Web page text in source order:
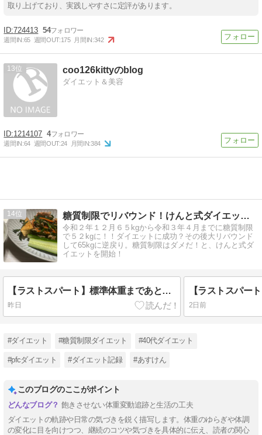
取り上げており、実践しやすさに定評があります。
724413 54
週間IN:65 週間OUT:175 月間IN:342
13 coo126kittyのblog
ダイエット＆美容
1214107 4
週間IN:64 週間OUT:24 月間IN:384
14 糖質制限でリバウンド！けんと式ダイエットに挑戦中！
令和２年１２月６５kgから令和３年４月までに糖質制限
で５２kgに！！ダイエットに成功？その後大リバウンド
して65kgに逆戻り。糖質制限はダメだ！と、けんと式ダ
イエットを開始！
【ラストスパート】標準体重まであとすこしとなった今、停滞しないためにやっていること
昨日 2日前
#ダイエット #糖質制限ダイエット #40代ダイエット
#pfcダイエット #ダイエット記録 #あすけん
このブログのここがポイント
飽きさせない体重変動追跡と生活の工夫
ダイエットの軌跡や日常の気づきを鋭く描写します。体重のゆらぎや体調
の変化に目を向けつつ、継続のコツや気づきを具体的に伝え、読者の関心